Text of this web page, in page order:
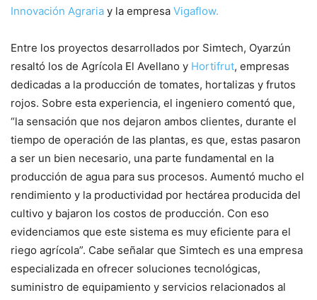
Innovación Agraria y la empresa Vigaflow.
Entre los proyectos desarrollados por Simtech, Oyarzún
resaltó los de Agrícola El Avellano y Hortifrut, empresas
dedicadas a la producción de tomates, hortalizas y frutos
rojos. Sobre esta experiencia, el ingeniero comentó que,
“la sensación que nos dejaron ambos clientes, durante el
tiempo de operación de las plantas, es que, estas pasaron
a ser un bien necesario, una parte fundamental en la
producción de agua para sus procesos. Aumentó mucho el
rendimiento y la productividad por hectárea producida del
cultivo y bajaron los costos de producción. Con eso
evidenciamos que este sistema es muy eficiente para el
riego agrícola”. Cabe señalar que Simtech es una empresa
especializada en ofrecer soluciones tecnológicas,
suministro de equipamiento y servicios relacionados al